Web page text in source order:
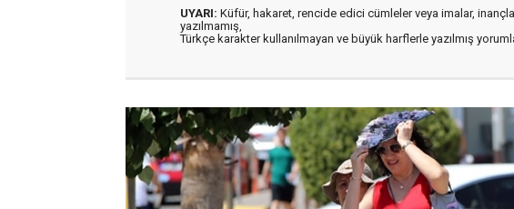
UYARI: Küfür, hakaret, rencide edici cümleler veya imalar,
yazılmamış,
Türkçe karakter kullanılmayan ve büyük harflerle yazılmış